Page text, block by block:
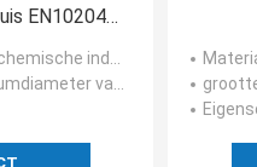
EN10204-
industrie, milieubescherming techniek
kan 200mm bereiken, en de hoogte kan 500mm zijn.